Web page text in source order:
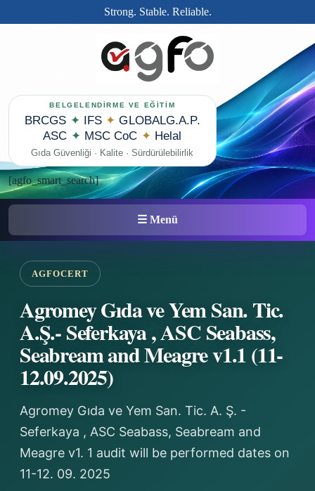
geç
Strong. Stable. Reliable.
BELGELENDİRME VE EĞİTİM
BRCGS ✦ IFS ✦ GLOBALG.A.P.
ASC ✦ MSC CoC ✦ Helal
Gıda Güvenliği · Kalite · Sürdürülebilirlik
[agfo_smart_search]
☰ Menü
AGFOCERT
Agromey Gıda ve Yem San. Tic.
A.Ş.- Seferkaya , ASC Seabass,
Seabream and Meagre v1.1 (11-
12.09.2025)
Agromey Gıda ve Yem San. Tic. A. Ş. -
Seferkaya , ASC Seabass, Seabream and
Meagre v1. 1 audit will be performed dates on
11-12. 09. 2025